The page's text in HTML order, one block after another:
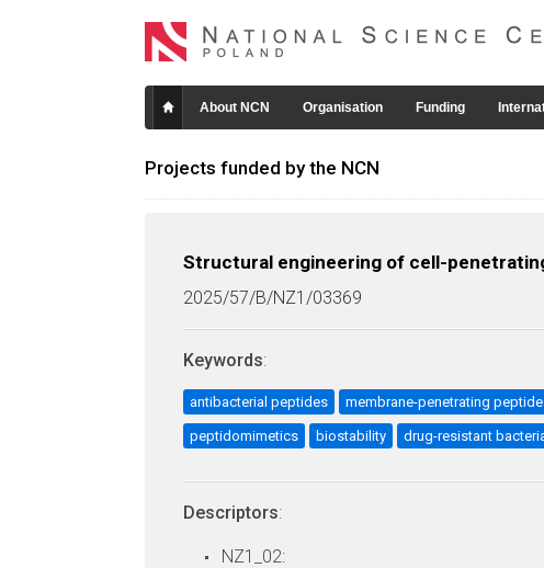
About NCN Organisation Funding
Projects funded by the NCN
Structural engineering of cell-
2025/57/B/NZ1/03369
Keywords:
antibacterial peptides membrane-penetrating
peptidomimetics biostability drug-resistant
Descriptors:
NZ1_02: